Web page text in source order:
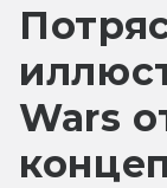
Wars